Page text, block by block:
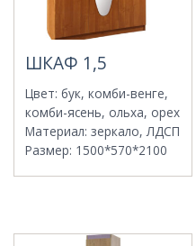
ШКАФ 1,5
Цвет:бук, комби-венге,
комби-ясень, ольха, орех
Материал:зеркало, ЛДСП
Размер: 1500*570*2100